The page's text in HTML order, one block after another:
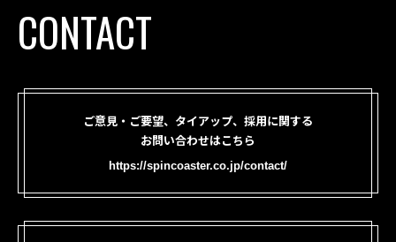
CONTACT
ご意見・ご要望、タイアップ、採用に関する
お問い合わせはこちら
https://spincoaster.co.jp/contact/